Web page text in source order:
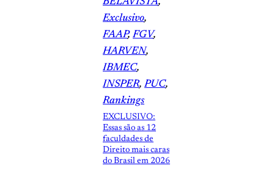
Exclusivo
FAAP, FGV
HARVEN
IBMEC
INSPER, PUC
Rankings
EXCLUSIVO:
Essas são as 12
faculdades de
Direito mais caras
do Brasil em 2026